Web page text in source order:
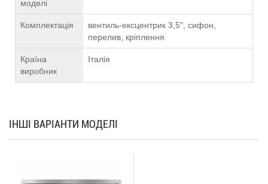
моделі
Комплектація
вентиль-ексцентрик 3,5", сифон,
перелив, кріплення
Країна
виробник
Італія
ІНШІ ВАРІАНТИ МОДЕЛІ